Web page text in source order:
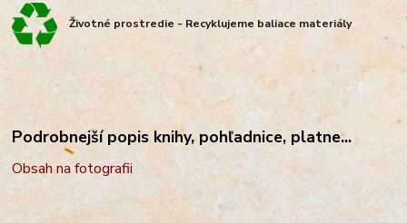
Životné prostredie - Recyklujeme baliace materiály
Podrobnejší popis knihy, pohľadnice, platne...
Obsah na fotografii